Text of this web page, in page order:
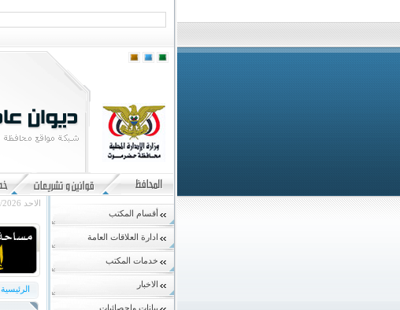
الاحد 09/08/2026
أقسام المكتب
ادارة العلاقات العامة
خدمات المكتب
الاخبار
بيانات وإحصائيات
الرئيسية